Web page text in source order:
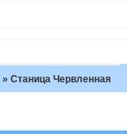
»Станица Червленная